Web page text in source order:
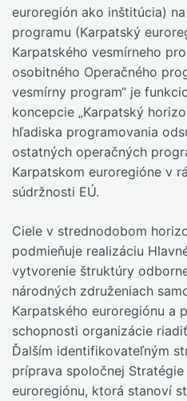
euroregión ako inštitúcia)
programu (Karpatský
Karpatského vesmírneho
osobitného Operačného
vesmírny program“ je
koncepcie „Karpatský
hľadiska programovania
ostatných operačných
Karpatskom euroregióne v
súdržnosti EÚ.
Ciele v strednodobom
podmieňuje realizáciu
vytvorenie štruktúry
národných združeniach
Karpatského euroregiónu a
schopnosti organizácie
Ďalším identifikovateľným
príprava spoločnej
euroregiónu, ktorá stanoví